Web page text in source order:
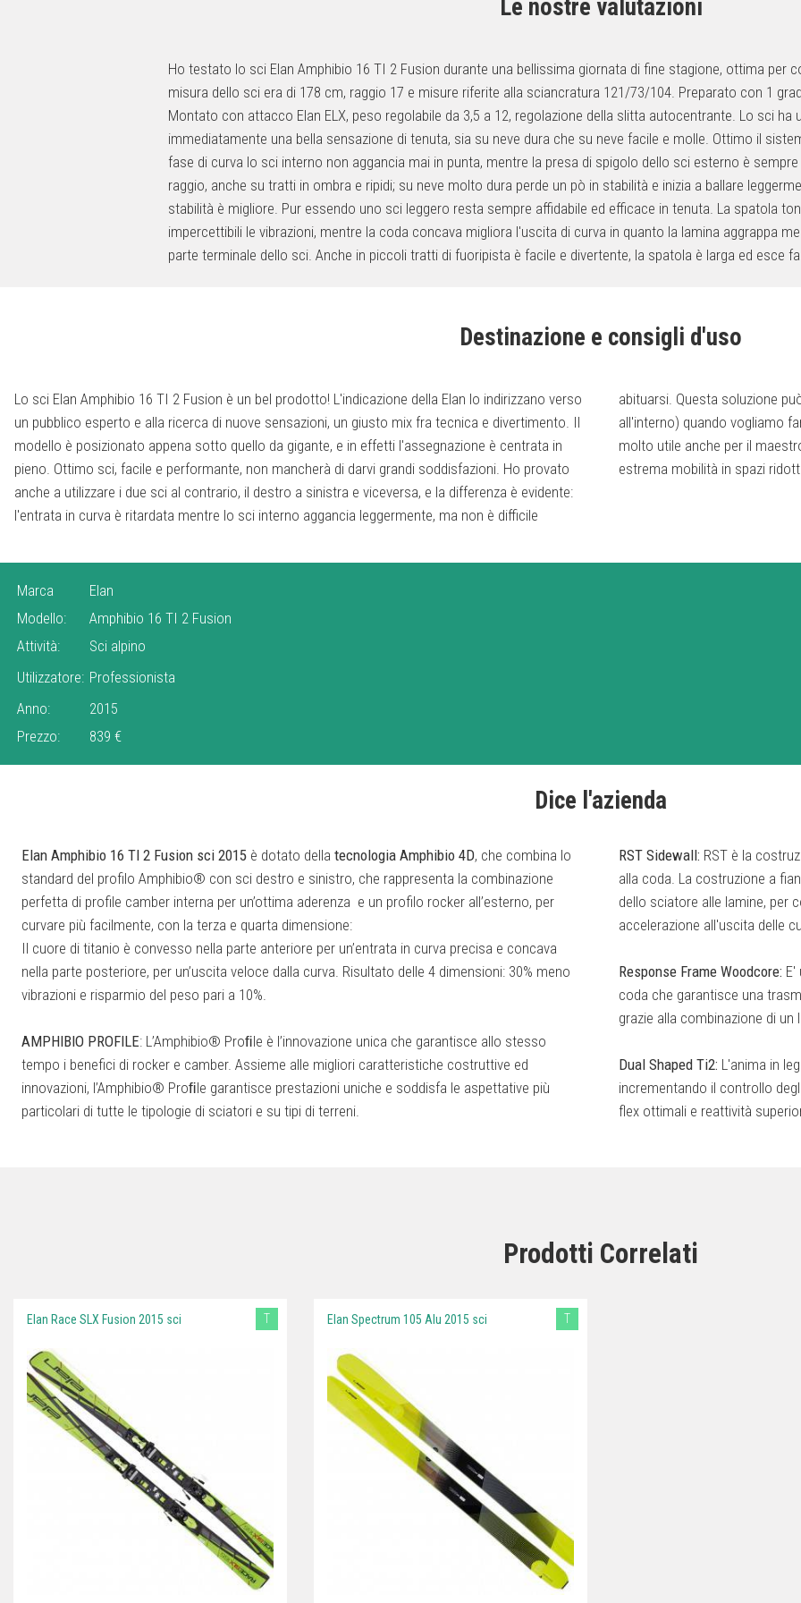
Le nostre valutazioni
Ho testato lo sci Elan Amphibio 16 TI 2 Fusion durante una bellissima giornata di fine stagione, ottima per
misura dello sci era di 178 cm, raggio 17 e misure riferite alla sciancratura 121/73/104. Preparato con 1
Montato con attacco Elan ELX, peso regolabile da 3,5 a 12, regolazione della slitta autocentrante. Lo sci
immediatamente una bella sensazione di tenuta, sia su neve dura che su neve facile e molle. Ottimo il
fase di curva lo sci interno non aggancia mai in punta, mentre la presa di spigolo dello sci esterno è
raggio, anche su tratti in ombra e ripidi; su neve molto dura perde un pò in stabilità e inizia a ballare
stabilità è migliore. Pur essendo uno sci leggero resta sempre affidabile ed efficace in tenuta. La spatola
impercettibili le vibrazioni, mentre la coda concava migliora l'uscita di curva in quanto la lamina aggrappa
parte terminale dello sci. Anche in piccoli tratti di fuoripista è facile e divertente, la spatola è larga ed esce
Destinazione e consigli d'uso
Lo sci Elan Amphibio 16 TI 2 Fusion è un bel prodotto! L'indicazione della Elan lo indirizzano verso
un pubblico esperto e alla ricerca di nuove sensazioni, un giusto mix fra tecnica e divertimento. Il
modello è posizionato appena sotto quello da gigante, e in effetti l'assegnazione è centrata in
pieno. Ottimo sci, facile e performante, non mancherà di darvi grandi soddisfazioni. Ho provato
anche a utilizzare i due sci al contrario, il destro a sinistra e viceversa, e la differenza è evidente:
l'entrata in curva è ritardata mentre lo sci interno aggancia leggermente, ma non è difficile
abituarsi. Questa soluzione può essere adottata per facilitare l'ingresso curva (con il rocker
all'interno) quando vogliamo fare quattro curve in relax, senza pretese. In questo assetto risulta
molto utile anche per il maestro di sci, soprattutto per l'utilizzo in campetto dove è richiesta
estrema mobilità in spazi
Marca
Elan
Modello:
Amphibio 16 TI 2 Fusion
Attività:
Sci alpino
Utilizzatore: Professionista
Anno:
2015
Prezzo:
839 €
Dice l'azienda
Elan Amphibio 16 TI 2 Fusion sci 2015 è dotato della tecnologia Amphibio 4D, che combina lo
standard del profilo Amphibio® con sci destro e sinistro, che rappresenta la combinazione
perfetta di profile camber interna per un’ottima aderenza e un profilo rocker all’esterno, per
curvare più facilmente, con la terza e quarta dimensione:
Il cuore di titanio è convesso nella parte anteriore per un’entrata in curva precisa e concava
nella parte posteriore, per un’uscita veloce dalla curva. Risultato delle 4 dimensioni: 30% meno
vibrazioni e risparmio del peso pari a 10%.
AMPHIBIO PROFILE: L’Amphibio® Proﬁle è l’innovazione unica che garantisce allo stesso
tempo i benefici di rocker e camber. Assieme alle migliori caratteristiche costruttive ed
innovazioni, l’Amphibio® Proﬁle garantisce prestazioni uniche e soddisfa le aspettative più
particolari di tutte le tipologie di sciatori e su tipi di terreni.
RST Sidewall: RST è la
alla coda. La costruzione a
dello sciatore alle lamine, per
accelerazione all'uscita delle
Response Frame Woodcore: E'
coda che garantisce una
grazie alla combinazione di
Dual Shaped Ti2: L'anima in
incrementando il controllo
flex ottimali e reattività
Prodotti Correlati
Elan Race SLX Fusion 2015 sci T Elan Spectrum 105 Alu 2015 sci T